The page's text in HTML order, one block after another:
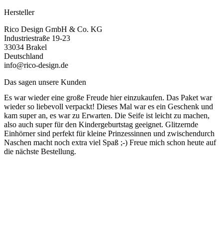
Hersteller
Rico Design GmbH & Co. KG
Industriestraße 19-23
33034 Brakel
Deutschland
info@rico-design.de
Das sagen unsere Kunden
Es war wieder eine große Freude hier einzukaufen. Das Paket war
wieder so liebevoll verpackt! Dieses Mal war es ein Geschenk und
kam super an, es war zu Erwarten. Die Seife ist leicht zu machen,
also auch super für den Kindergeburtstag geeignet. Glitzernde
Einhörner sind perfekt für kleine Prinzessinnen und zwischendurch
Naschen macht noch extra viel Spaß ;-) Freue mich schon heute auf
die nächste Bestellung.